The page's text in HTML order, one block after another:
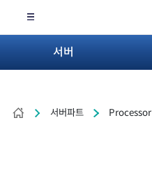
서버
서버파트 Processor